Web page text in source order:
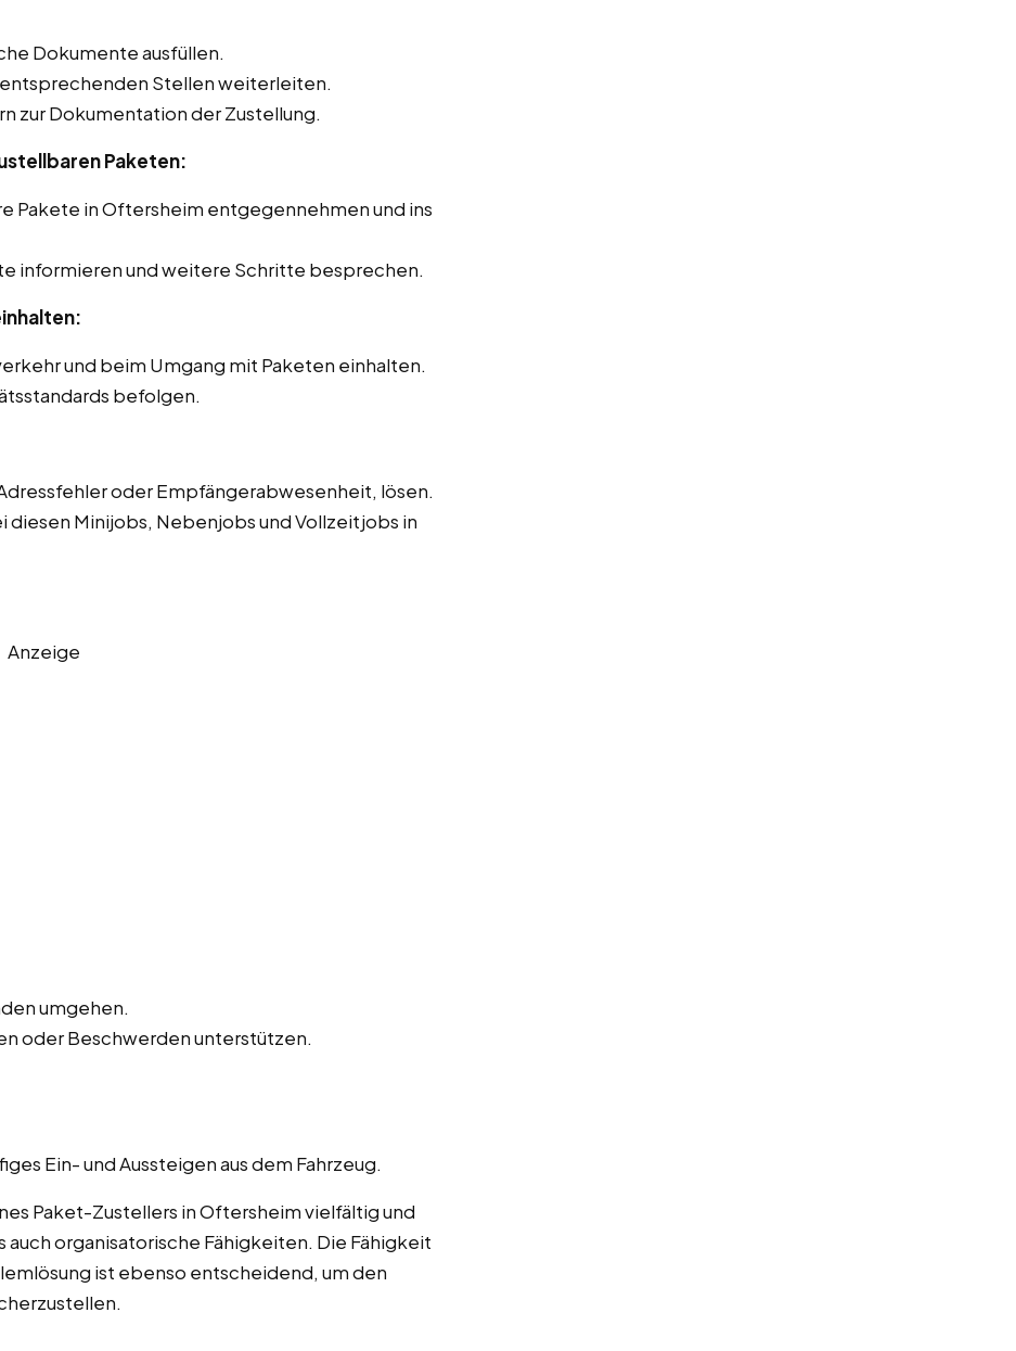
Dokumente ausfüllen.
Stellen weiterleiten.
zur Dokumentation der Zustellung.
Paketen:
Pakete in Oftersheim entgegennehmen und ins
informieren und weitere Schritte besprechen.
und beim Umgang mit Paketen einhalten.
befolgen.
oder Empfängerabwesenheit, lösen.
Minijobs, Nebenjobs und Vollzeitjobs in
Anzeige
umgehen.
oder Beschwerden unterstützen.
Ein- und Aussteigen aus dem Fahrzeug.
Paket-Zustellers in Oftersheim vielfältig und
auch organisatorische Fähigkeiten. Die Fähigkeit
ist ebenso entscheidend, um den